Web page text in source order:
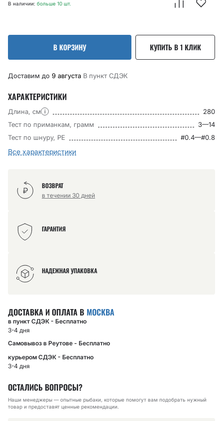
В наличии: больше 10 шт.
В КОРЗИНУ КУПИТЬ В 1 КЛИК
Доставим до 9 августа В пункт CДЭК
ХАРАКТЕРИСТИКИ
Длина, см i
280
Тест по приманкам, грамм
3—14
Тест по шнуру, РЕ
#0.4—#0.8
Все характеристики
ВОЗВРАТ
в течении 30 дней
ГАРАНТИЯ
НАДЕЖНАЯ УПАКОВКА
ДОСТАВКА И ОПЛАТА В МОСКВА
в пункт СДЭК - Бесплатно
3-4 дня
Самовывоз в Реутове - Бесплатно
курьером СДЭК - Бесплатно
3-4 дня
ОСТАЛИСЬ ВОПРОСЫ?
Наши менеджеры — опытные рыбаки, которые помогут вам подобрать нужный
товар и предоставят ценные рекомендации.